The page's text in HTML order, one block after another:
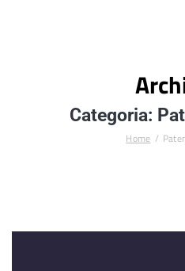
Categoria:
Home